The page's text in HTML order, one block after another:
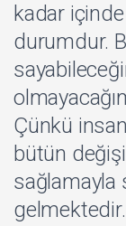
kadar içinde
durumdur.
Çünkü
bütün
sağlamayla
gelmektedir.